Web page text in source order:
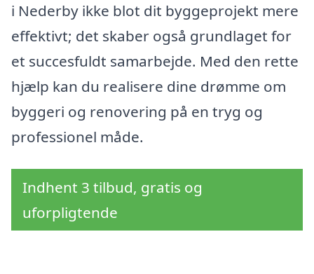
i Nederby ikke blot dit byggeprojekt mere
effektivt; det skaber også grundlaget for
et succesfuldt samarbejde. Med den rette
hjælp kan du realisere dine drømme om
byggeri og renovering på en tryg og
professionel måde.
Indhent 3 tilbud, gratis og
uforpligtende